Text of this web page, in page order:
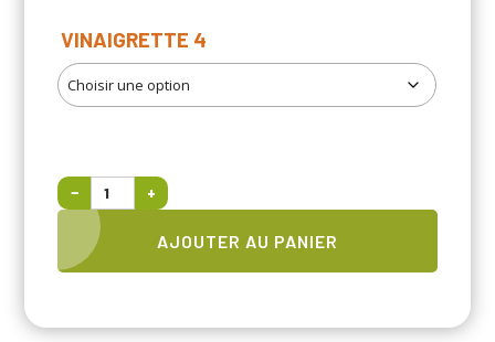
VINAIGRETTE 4
quantité
Panier
Familial
− +
AJOUTER AU PANIER